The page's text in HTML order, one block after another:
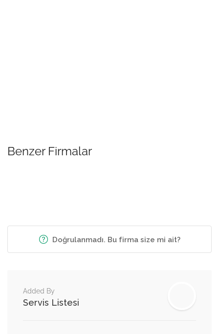
Benzer Firmalar
Doğrulanmadı. Bu firma size mi ait?
Added By
Servis Listesi